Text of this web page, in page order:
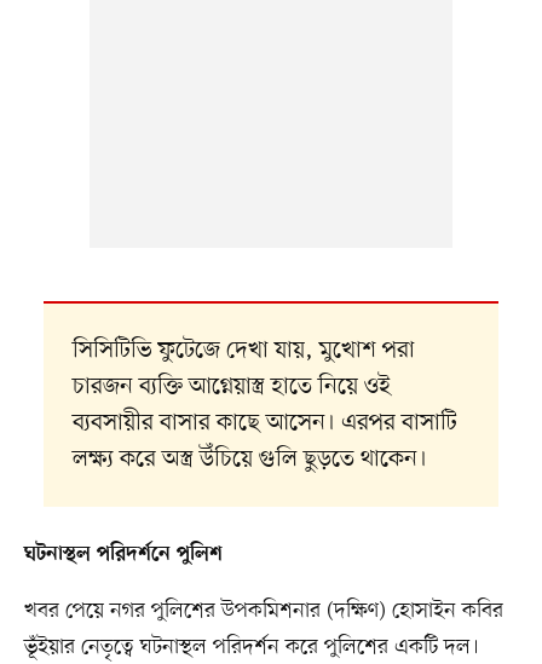
সিসিটিভি ফুটেজে দেখা যায়, মুখোশ পরা
চারজন ব্যক্তি আগ্নেয়াস্ত্র হাতে নিয়ে ওই
ব্যবসায়ীর বাসার কাছে আসেন। এরপর বাসাটি
লক্ষ্য করে অস্ত্র উঁচিয়ে গুলি ছুড়তে থাকেন।
ঘটনাস্থল পরিদর্শনে পুলিশ
খবর পেয়ে নগর পুলিশের উপকমিশনার (দক্ষিণ) হোসাইন কবির
ভূঁইয়ার নেতৃত্বে ঘটনাস্থল পরিদর্শন করে পুলিশের একটি দল।